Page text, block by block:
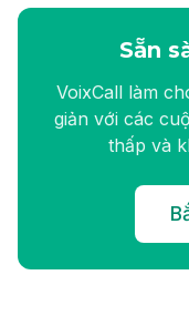
Sẵn
VoixCall làm
giản với các
thấp và